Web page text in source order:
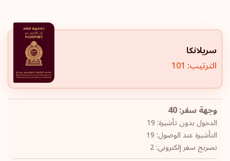
سريلانكا
الترتيب: 101
وجهة سفر: 40
الدخول بدون تأشيرة: 19
التأشيرة عند الوصول: 19
تصريح سفر إلكتروني: 2